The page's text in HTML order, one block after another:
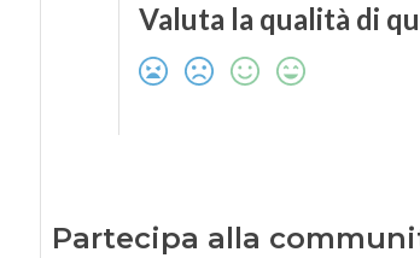
Valuta la qualità di
Partecipa alla